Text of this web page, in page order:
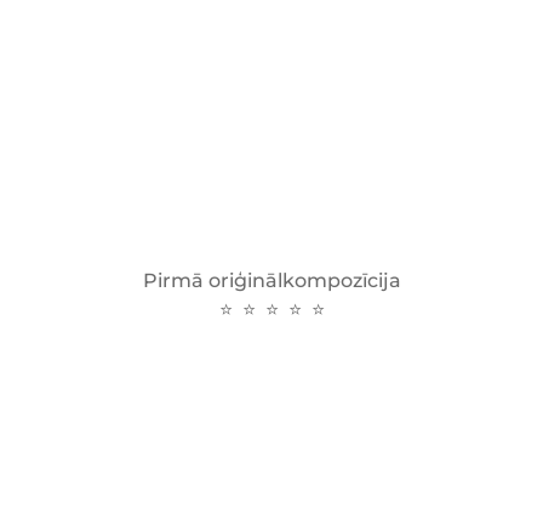
Pirmā oriģinālkompozīcija
⭐ ⭐ ⭐ ⭐ ⭐